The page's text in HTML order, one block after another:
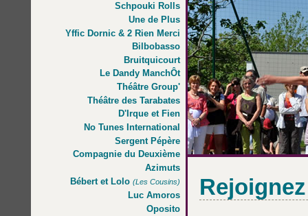
Schpouki Rolls
Une de Plus
Yffic Dornic & 2 Rien Merci
Bilbobasso
Bruitquicourt
Le Dandy ManchÔt
Théâtre Group'
Théâtre des Tarabates
D'Irque et Fien
No Tunes International
Sergent Pépère
Compagnie du Deuxième
Azimuts
Bébert et Lolo (Les Cousins)
Luc Amoros
Oposito